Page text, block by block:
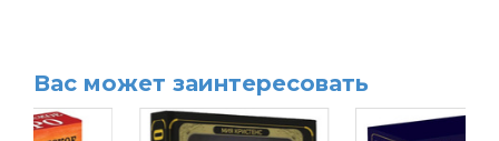
Вас может заинтересовать